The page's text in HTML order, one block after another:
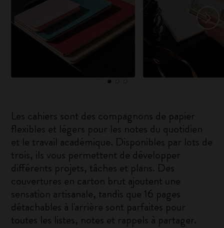
Les cahiers sont des compagnons de papier
flexibles et légers pour les notes du quotidien
et le travail académique. Disponibles par lots de
trois, ils vous permettent de développer
différents projets, tâches et plans. Des
couvertures en carton brut ajoutent une
sensation artisanale, tandis que 16 pages
détachables à l'arrière sont parfaites pour
toutes les listes, notes et rappels à partager.